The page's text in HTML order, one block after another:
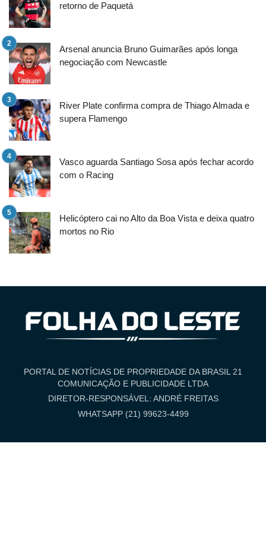
retorno de Paquetá
Arsenal anuncia Bruno Guimarães após longa
negociação com Newcastle
River Plate confirma compra de Thiago Almada e
supera Flamengo
Vasco aguarda Santiago Sosa após fechar acordo
com o Racing
Helicóptero cai no Alto da Boa Vista e deixa quatro
mortos no Rio
PORTAL DE NOTÍCIAS DE PROPRIEDADE DA BRASIL 21
COMUNICAÇÃO E PUBLICIDADE LTDA
DIRETOR-RESPONSÁVEL: ANDRÉ FREITAS
WHATSAPP (21) 99623-4499